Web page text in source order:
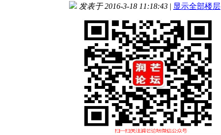
发表于 2016-3-18 11:18:43 | 显示全部楼层